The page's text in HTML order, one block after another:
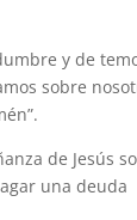
y de
sobre
de Jesús
una deuda